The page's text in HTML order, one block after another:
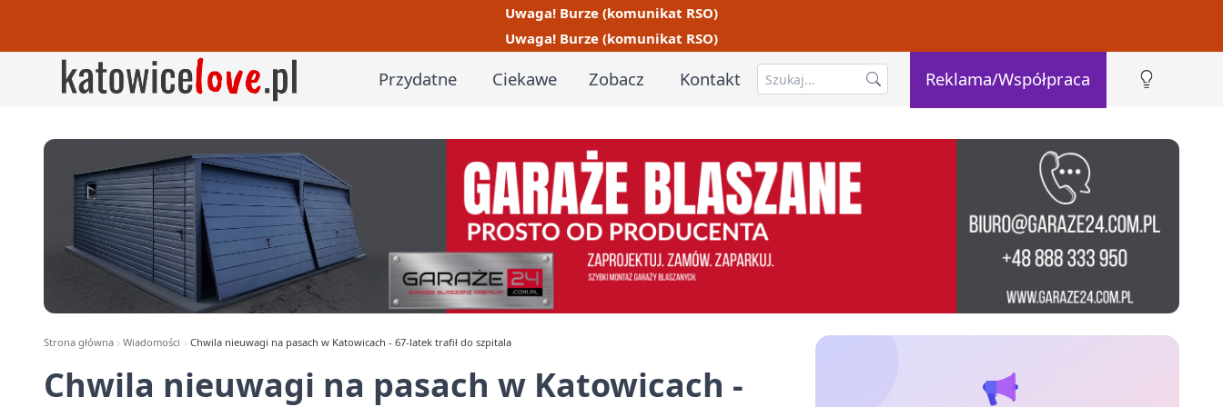
Uwaga! Burze (komunikat RSO)
Uwaga! Burze (komunikat RSO)
Przydatne Ciekawe Zobacz Kontakt Reklama/Współpraca
Strona główna Wiadomości Chwila nieuwagi na pasach w Katowicach - 67-latek trafił do szpitala
Chwila nieuwagi na pasach w Katowicach -